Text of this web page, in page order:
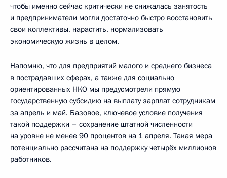
чтобы именно сейчас критически не снижалась занятость
и предприниматели могли достаточно быстро восстановить
свои коллективы, нарастить, нормализовать
экономическую жизнь в целом.
Напомню, что для предприятий малого и среднего бизнеса
в пострадавших сферах, а также для социально
ориентированных НКО мы предусмотрели прямую
государственную субсидию на выплату зарплат сотрудникам
за апрель и май. Базовое, ключевое условие получения
такой поддержки – сохранение штатной численности
на уровне не менее 90 процентов на 1 апреля. Такая мера
потенциально рассчитана на поддержку четырёх миллионов
работников.